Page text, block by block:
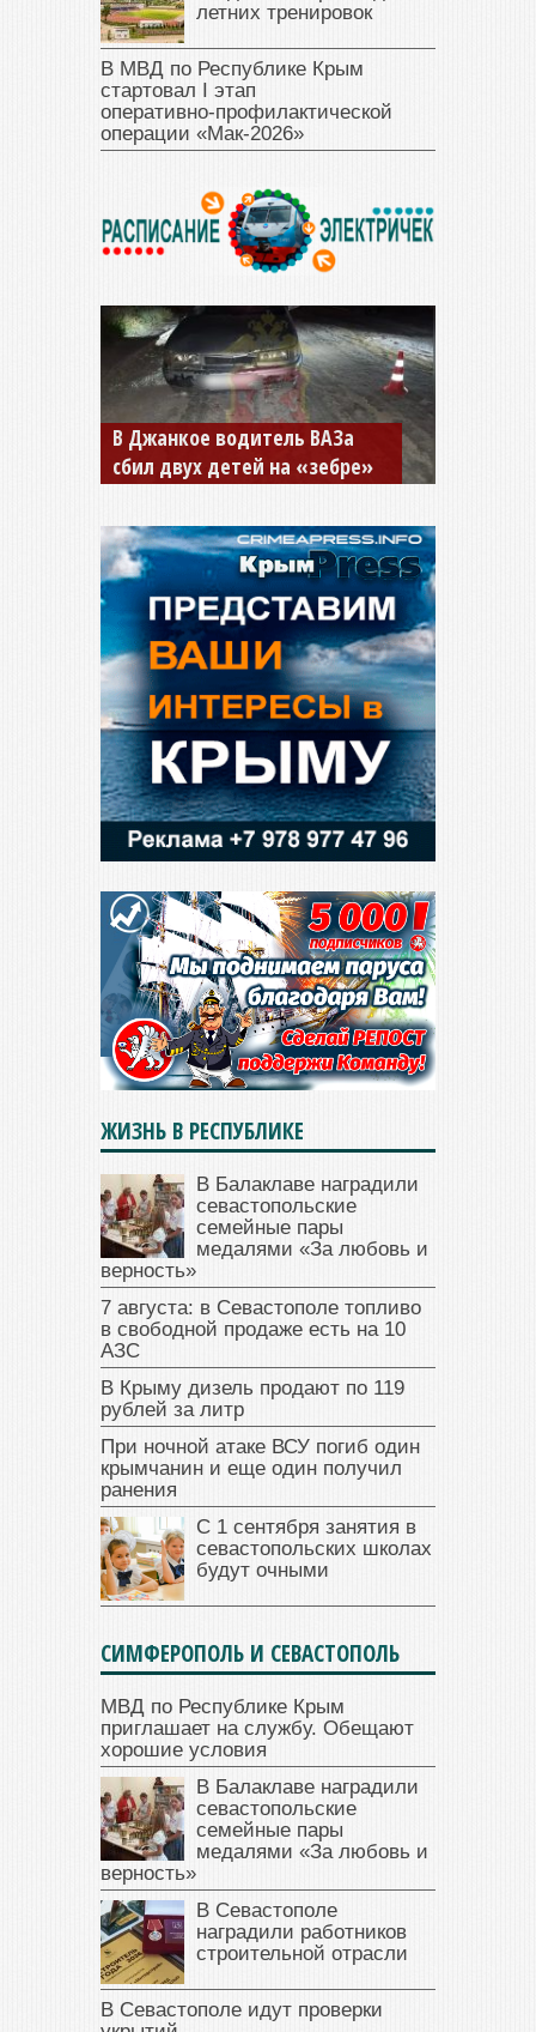
летних тренировок
В МВД по Республике Крым
стартовал I этап
оперативно‑профилактической
операции «Мак‑2026»
В Джанкое водитель ВАЗа
сбил двух детей на «зебре»
ЖИЗНЬ В РЕСПУБЛИКЕ
В Балаклаве наградили
севастопольские
семейные пары
медалями «За любовь и
верность»
7 августа: в Севастополе топливо
в свободной продаже есть на 10
АЗС
В Крыму дизель продают по 119
рублей за литр
При ночной атаке ВСУ погиб один
крымчанин и еще один получил
ранения
С 1 сентября занятия в
севастопольских школах
будут очными
СИМФЕРОПОЛЬ И СЕВАСТОПОЛЬ
МВД по Республике Крым
приглашает на службу. Обещают
хорошие условия
В Балаклаве наградили
севастопольские
семейные пары
медалями «За любовь и
верность»
В Севастополе
наградили работников
строительной отрасли
В Севастополе идут проверки